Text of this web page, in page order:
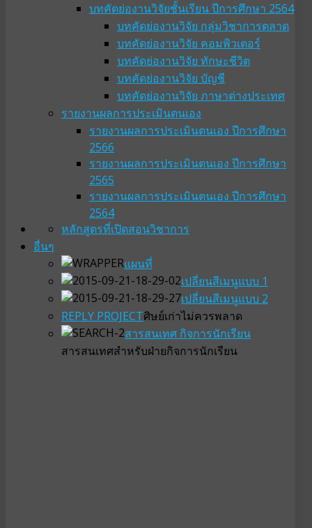
บทคัดย่องานวิจัยชั้นเรียน ปีการศึกษา 2564
บทคัดย่องานวิจัย กลุ่มวิชาการตลาด
บทคัดย่องานวิจัย คอมพิวเตอร์
บทคัดย่องานวิจัย ทักษะชีวิต
บทคัดย่องานวิจัย บัญชี
บทคัดย่องานวิจัย ภาษาต่างประเทศ
รายงานผลการประเมินตนเอง
รายงานผลการประเมินตนเอง ปีการศึกษา
2566
รายงานผลการประเมินตนเอง ปีการศึกษา
2565
รายงานผลการประเมินตนเอง ปีการศึกษา
2564
วิชาการ
หลักสูตรที่เปิดสอน
อื่นๆ
แผนที่
เปลี่ยนสีเมนูแบบ 1
เปลี่ยนสีเมนูแบบ 2
REPLY PROJECTศิษย์เก่าไม่ควรพลาด
สารสนเทศ กิจการนักเรียน
สารสนเทศสำหรับฝ่ายกิจการนักเรียน